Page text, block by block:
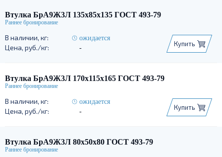
Втулка БрА9Ж3Л 135х85х135 ГОСТ 493-79
ожидается
-
Купить
Втулка БрА9Ж3Л 170х115х165 ГОСТ 493-79
ожидается
-
Купить
Втулка БрА9Ж3Л 80х50х80 ГОСТ 493-79